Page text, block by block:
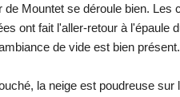
Mountet se déroule bien.
ont fait l'aller-retour à
de vide est bien
la neige est poudreuse